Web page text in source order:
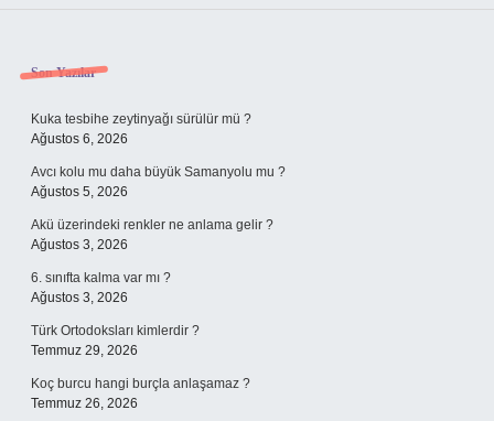
Sidebar
Son Yazılar
Kuka tesbihe zeytinyağı sürülür mü ?
Ağustos 6, 2026
Avcı kolu mu daha büyük Samanyolu mu ?
Ağustos 5, 2026
Akü üzerindeki renkler ne anlama gelir ?
Ağustos 3, 2026
6. sınıfta kalma var mı ?
Ağustos 3, 2026
Türk Ortodoksları kimlerdir ?
Temmuz 29, 2026
Koç burcu hangi burçla anlaşamaz ?
Temmuz 26, 2026